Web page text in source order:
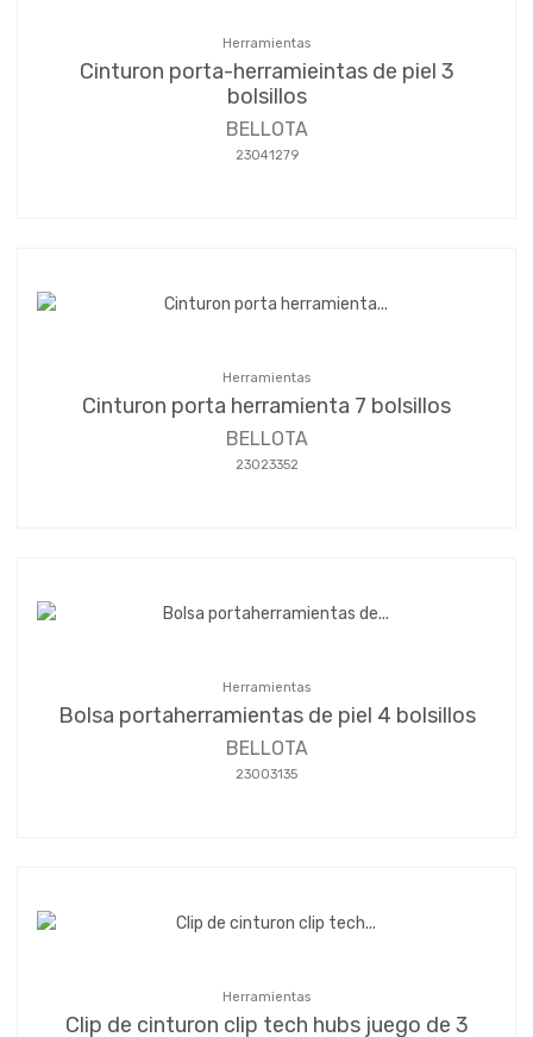
Herramientas
Cinturon porta-herramieintas de piel 3
bolsillos
BELLOTA
23041279
Herramientas
Cinturon porta herramienta 7 bolsillos
BELLOTA
23023352
Herramientas
Bolsa portaherramientas de piel 4 bolsillos
BELLOTA
23003135
Herramientas
Clip de cinturon clip tech hubs juego de 3